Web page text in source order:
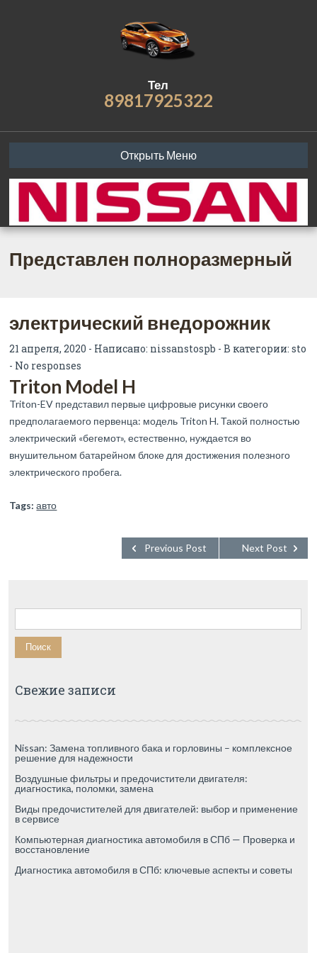
Тел
89817925322
Открыть Меню
Представлен полноразмерный
электрический внедорожник
Triton Model H
21 апреля, 2020 - Написано: nissanstospb - В категории:sto
- No responses
Triton-EV представил первые цифровые рисунки своего
предполагаемого первенца: модель Triton H. Такой полностью
электрический «бегемот», естественно, нуждается во
внушительном батарейном блоке для достижения полезного
электрического пробега.
Tags: авто
Next Post
Previous Post
Найти:
Свежие записи
Nissan: Замена топливного бака и горловины – комплексное
решение для надежности
Воздушные фильтры и предочистители двигателя:
диагностика, поломки, замена
Виды предочистителей для двигателей: выбор и применение
в сервисе
Компьютерная диагностика автомобиля в СПб — Проверка и
восстановление
Диагностика автомобиля в СПб: ключевые аспекты и советы